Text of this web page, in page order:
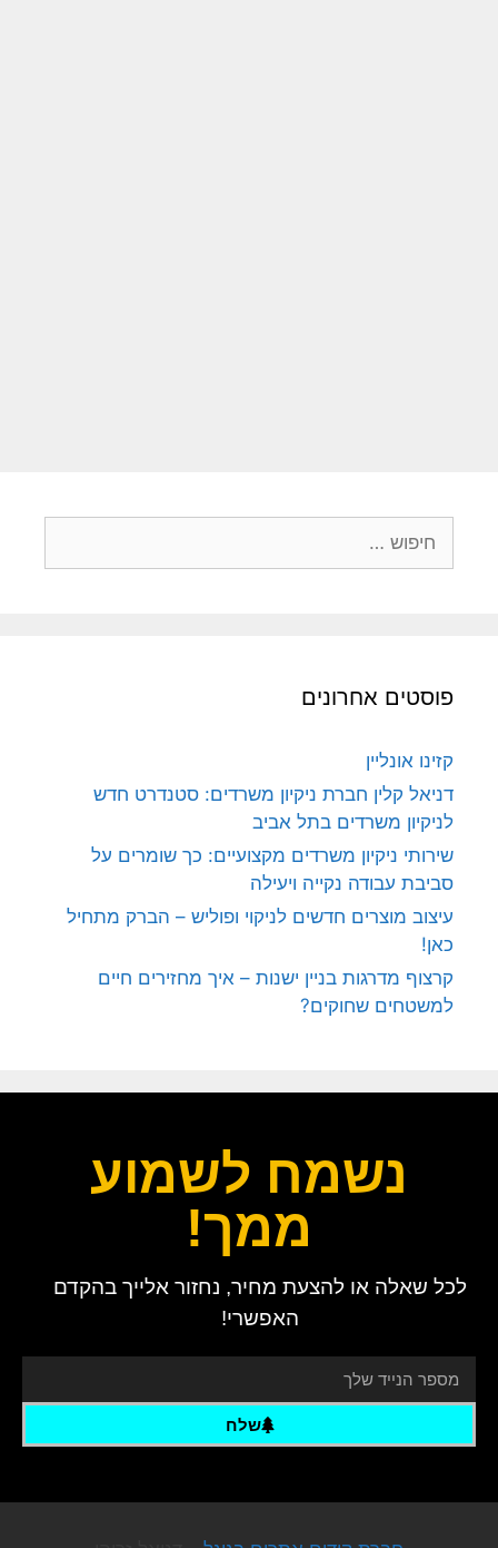
פוסטים אחרונים
קזינו אונליין
דניאל קלין חברת ניקיון משרדים: סטנדרט חדש
לניקיון משרדים בתל אביב
שירותי ניקיון משרדים מקצועיים: כך שומרים על
סביבת עבודה נקייה ויעילה
עיצוב מוצרים חדשים לניקוי ופוליש – הברק מתחיל
כאן!
קרצוף מדרגות בניין ישנות – איך מחזירים חיים
למשטחים שחוקים?
נשמח לשמוע
ממך!
לכל שאלה או להצעת מחיר, נחזור אלייך בהקדם
האפשרי!
שלח